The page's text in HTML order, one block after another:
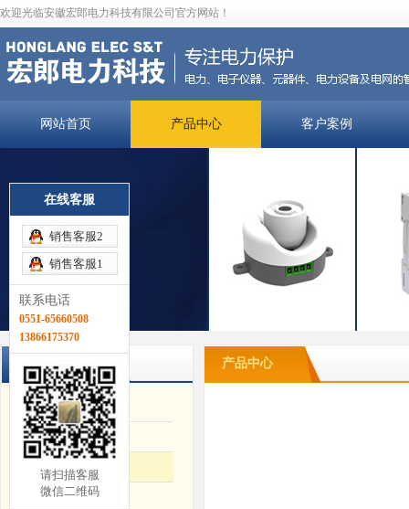
欢迎光临安徽宏郎电力科技有限公司官方网站！
网站首页 产品中心 客户案例
产品分类
电弧光保护装置
智能电缆防爆装置
箱变测控装置
绝缘在线监测装置
产品中心
在线客服
销售客服2
销售客服1
联系电话
0551-65660508
13866175370
请扫描客服
微信二维码